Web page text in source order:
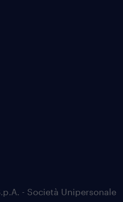
- Società Unipersonale